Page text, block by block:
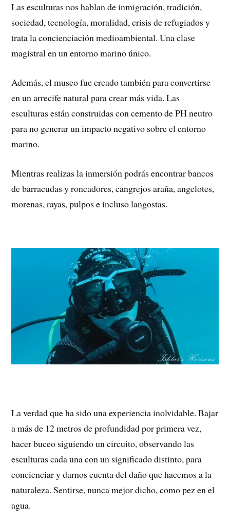
Las esculturas nos hablan de inmigración, tradición,
sociedad, tecnología, moralidad, crisis de refugiados y
trata la concienciación medioambiental. Una clase
magistral en un entorno marino único.
Además, el museo fue creado también para convertirse
en un arrecife natural para crear más vida. Las
esculturas están construidas con cemento de PH neutro
para no generar un impacto negativo sobre el entorno
marino.
Mientras realizas la inmersión podrás encontrar bancos
de barracudas y roncadores, cangrejos araña, angelotes,
morenas, rayas, pulpos e incluso langostas.
La verdad que ha sido una experiencia inolvidable. Bajar
a más de 12 metros de profundidad por primera vez,
hacer buceo siguiendo un circuito, observando las
esculturas cada una con un significado distinto, para
concienciar y darnos cuenta del daño que hacemos a la
naturaleza. Sentirse, nunca mejor dicho, como pez en el
agua.